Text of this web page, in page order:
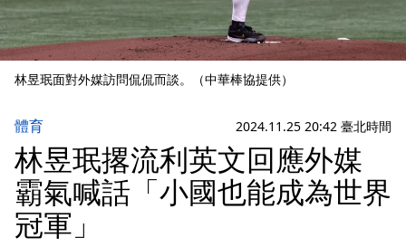
林昱珉面對外媒訪問侃侃而談。（中華棒協提供）
體育 2024.11.25 20:42 臺北時間
林昱珉撂流利英文回應外媒
霸氣喊話「小國也能成為世界
冠軍」